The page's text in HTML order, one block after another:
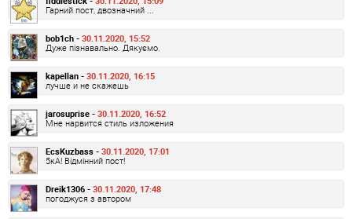
Гарний пост, двозначний ...
bob1ch - 30.11.2020, 15:52
Дуже пізнавально. Дякуємо.
kapellan - 30.11.2020, 16:15
лучше и не скажешь
jarosuprise - 30.11.2020, 16:52
Мне нарвится стиль изложения
EcsKuzbass - 30.11.2020, 17:01
5кА! Відмінний пост!
Dreik1306 - 30.11.2020, 17:48
погоджуся з автором